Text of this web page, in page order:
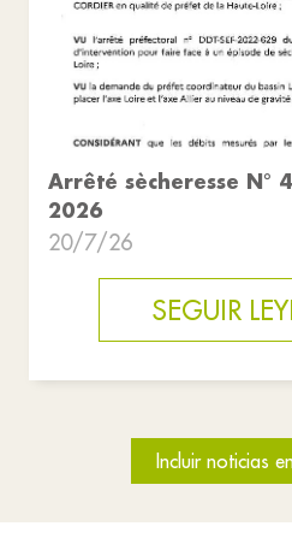
Arrêté sècheresse N°
2026
20/7/26
SEGUIR
Incluir noticias